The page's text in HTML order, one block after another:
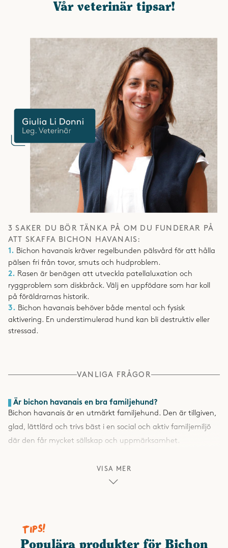
Vår veterinär tipsar!
3 SAKER DU BÖR TÄNKA PÅ OM DU FUNDERAR PÅ
ATT SKAFFA BICHON HAVANAIS:
1. Bichon havanais kräver regelbunden pälsvård för att hålla
pälsen fri från tovor, smuts och hudproblem.
2. Rasen är benägen att utveckla patellaluxation och
ryggproblem som diskbråck. Välj en uppfödare som har koll
på föräldrarnas historik.
3. Bichon havanais behöver både mental och fysisk
aktivering. En understimulerad hund kan bli destruktiv eller
stressad.
VANLIGA FRÅGOR
Är bichon havanais en bra familjehund?
Bichon havanais är en utmärkt familjehund. Den är tillgiven,
glad, lättlärd och trivs bäst i en social och aktiv familjemiljö
där den får mycket sällskap och uppmärksamhet.
Behöver en bichon havanais mycket motion?
Den behöver måttlig motion varje dag. Trots sin lilla storlek är
Fäller bichon havanais mycket?
VISA MER
Populära produkter för Bichon